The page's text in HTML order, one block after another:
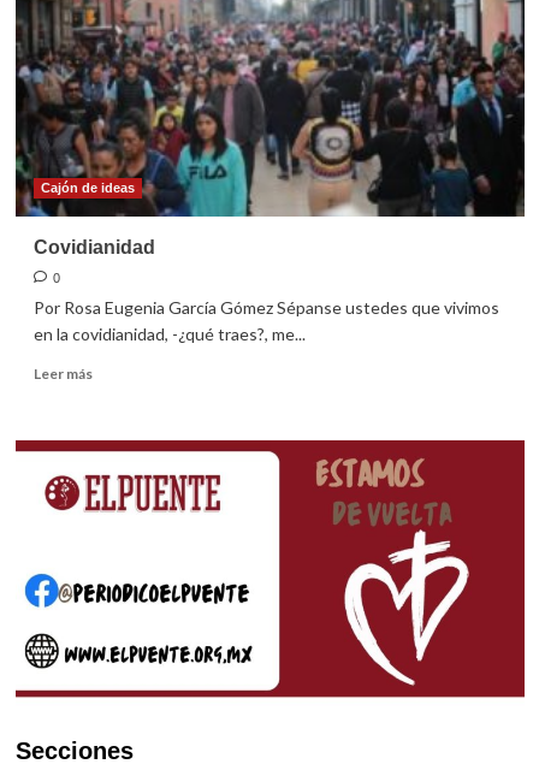
Cajón de ideas
Covidianidad
0
Por Rosa Eugenia García Gómez Sépanse ustedes que vivimos
en la covidianidad, -¿qué traes?, me...
Leer másLeer
Covidianidad
Secciones